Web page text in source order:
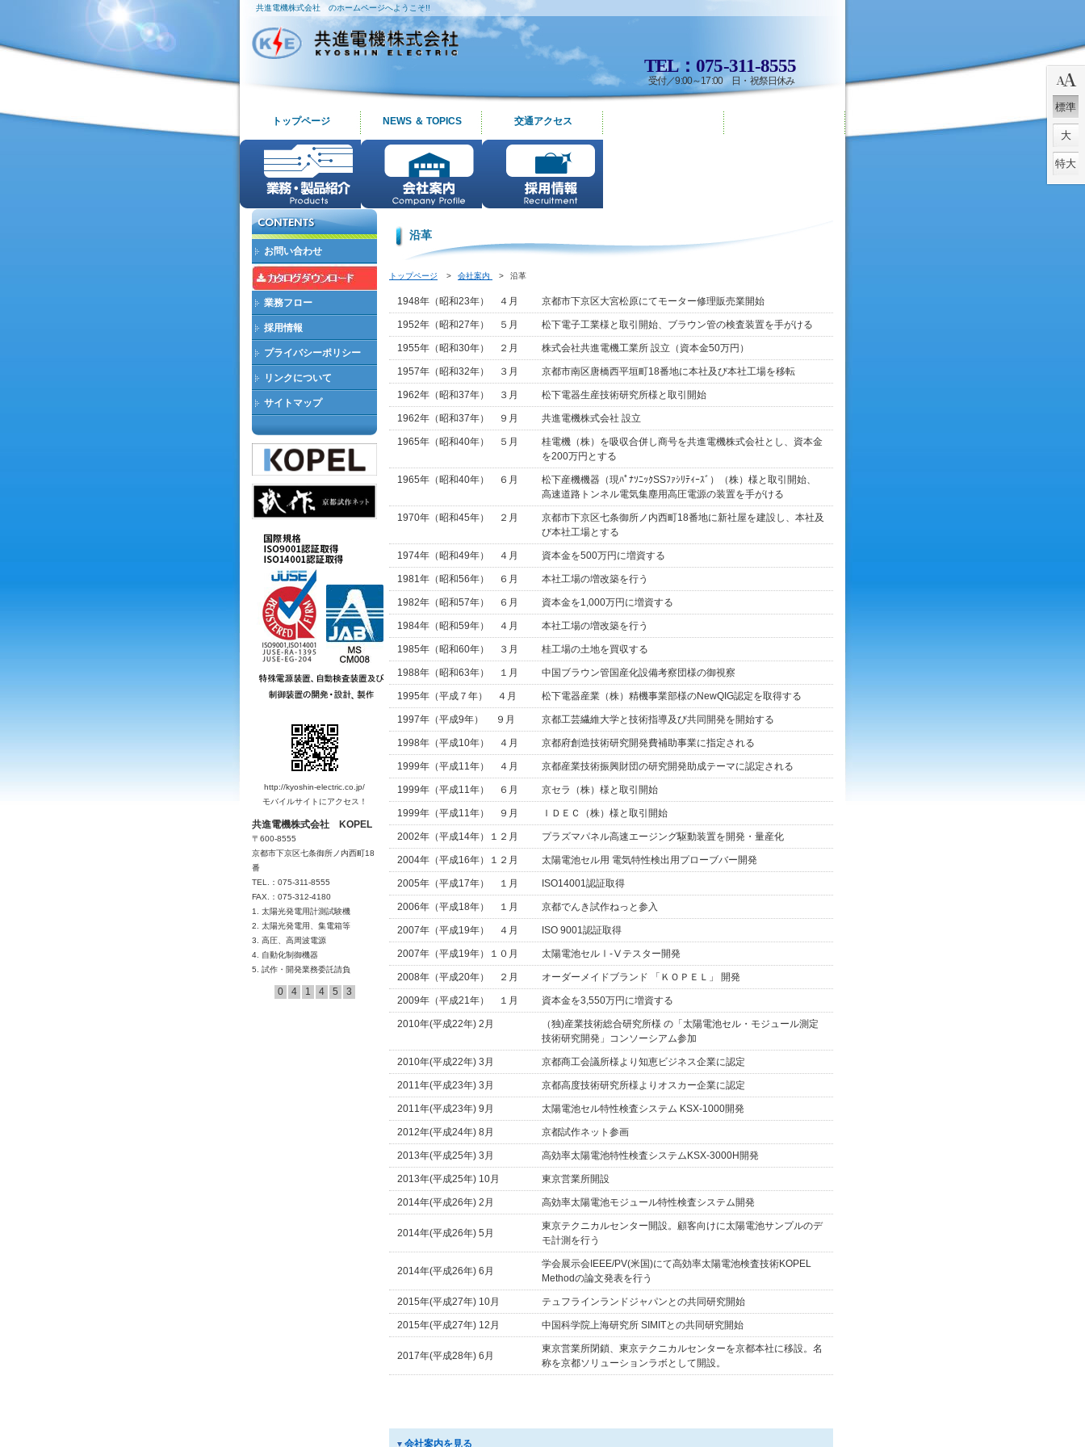
標準
大
特大
共進電機株式会社 のホームページへようこそ!!
TEL：075-311-8555
受付／9:00～17:00 日・祝祭日休み
トップページ NEWS ＆ TOPICS 交通アクセス
お問い合わせ
業務フロー
採用情報
プライバシーポリシー
リンクについて
サイトマップ
http://kyoshin-electric.co.jp/
モバイルサイトにアクセス！
共進電機株式会社 KOPEL
〒600-8555
京都市下京区七条御所ノ内西町18
番
TEL.：075-311-8555
FAX.：075-312-4180
1. 太陽光発電用計測試験機
2. 太陽光発電用、集電箱等
3. 高圧、高周波電源
4. 自動化制御機器
5. 試作・開発業務委託請負
0 4 1 4 5 3
沿革
トップページ > 会社案内 > 沿革
1948年（昭和23年） ４月 京都市下京区大宮松原にてモーター修理販売業開始
1952年（昭和27年） ５月 松下電子工業様と取引開始、ブラウン管の検査装置を手がける
1955年（昭和30年） ２月 株式会社共進電機工業所 設立（資本金50万円）
1957年（昭和32年） ３月 京都市南区唐橋西平垣町18番地に本社及び本社工場を移転
1962年（昭和37年） ３月 松下電器生産技術研究所様と取引開始
1962年（昭和37年） ９月 共進電機株式会社 設立
1965年（昭和40年） ５月
桂電機（株）を吸収合併し商号を共進電機株式会社とし、資本金
を200万円とする
1965年（昭和40年） ６月
松下産機機器（現ﾊﾟﾅｿﾆｯｸSSﾌｧｼﾘﾃｨｰｽﾞ）（株）様と取引開始、
高速道路トンネル電気集塵用高圧電源の装置を手がける
1970年（昭和45年） ２月
京都市下京区七条御所ノ内西町18番地に新社屋を建設し、本社及
び本社工場とする
1974年（昭和49年） ４月 資本金を500万円に増資する
1981年（昭和56年） ６月 本社工場の増改築を行う
1982年（昭和57年） ６月 資本金を1,000万円に増資する
1984年（昭和59年） ４月 本社工場の増改築を行う
1985年（昭和60年） ３月 桂工場の土地を買収する
1988年（昭和63年） １月 中国ブラウン管国産化設備考察団様の御視察
1995年（平成７年） ４月 松下電器産業（株）精機事業部様のNewQIG認定を取得する
1997年（平成9年） ９月 京都工芸繊維大学と技術指導及び共同開発を開始する
1998年（平成10年） ４月 京都府創造技術研究開発費補助事業に指定される
1999年（平成11年） ４月 京都産業技術振興財団の研究開発助成テーマに認定される
1999年（平成11年） ６月 京セラ（株）様と取引開始
1999年（平成11年） ９月 ＩＤＥＣ（株）様と取引開始
2002年（平成14年）１２月 プラズマパネル高速エージング駆動装置を開発・量産化
2004年（平成16年）１２月 太陽電池セル用 電気特性検出用プローブバー開発
2005年（平成17年） １月 ISO14001認証取得
2006年（平成18年） １月 京都でんき試作ねっと参入
2007年（平成19年） ４月 ISO 9001認証取得
2007年（平成19年）１０月 太陽電池セルⅠ‐Ⅴテスター開発
2008年（平成20年） ２月 オーダーメイドブランド 「ＫＯＰＥＬ」 開発
2009年（平成21年） １月 資本金を3,550万円に増資する
2010年(平成22年) 2月
（独)産業技術総合研究所様 の「太陽電池セル・モジュール測定
技術研究開発」コンソーシアム参加
2010年(平成22年) 3月 京都商工会議所様より知恵ビジネス企業に認定
2011年(平成23年) 3月 京都高度技術研究所様よりオスカー企業に認定
2011年(平成23年) 9月 太陽電池セル特性検査システム KSX-1000開発
2012年(平成24年) 8月 京都試作ネット参画
2013年(平成25年) 3月 高効率太陽電池特性検査システムKSX-3000H開発
2013年(平成25年) 10月 東京営業所開設
2014年(平成26年) 2月 高効率太陽電池モジュール特性検査システム開発
2014年(平成26年) 5月
東京テクニカルセンター開設。顧客向けに太陽電池サンプルのデ
モ計測を行う
2014年(平成26年) 6月
学会展示会IEEE/PV(米国)にて高効率太陽電池検査技術KOPEL
Methodの論文発表を行う
2015年(平成27年) 10月 テュフラインランドジャパンとの共同研究開始
2015年(平成27年) 12月 中国科学院上海研究所 SIMITとの共同研究開始
2017年(平成28年) 6月
東京営業所閉鎖、東京テクニカルセンターを京都本社に移設。名
称を京都ソリューションラボとして開設。
会社案内を見る